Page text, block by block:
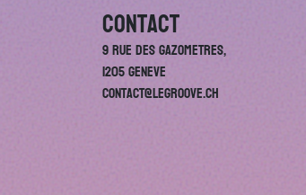
Contact
9 rue des Gazometres,
1205 Geneve
contact@legroove.ch